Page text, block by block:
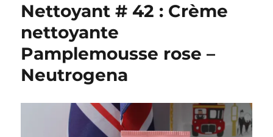
Nettoyant # 42 : Crème
nettoyante
Pamplemousse rose –
Neutrogena